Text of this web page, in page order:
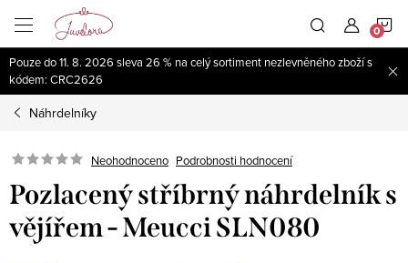
obsah
Pouze do 11. 8. 2026 sleva 26 % na celý sortiment nezlevněného zboží s
kódem: CRC2626
Náhrdelníky
Neohodnoceno Podrobnosti hodnocení
Pozlacený stříbrný náhrdelník s
vějířem - Meucci SLN080